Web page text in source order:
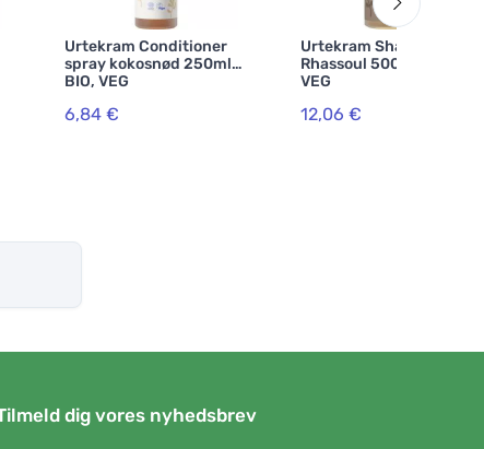
Urtekram Conditioner
spray kokosnød 250ml
BIO, VEG
6,84 €
Urtekram Shampoo
Rhassoul 500ml BIO,
VEG
12,06 €
dig vores nyhedsbrev